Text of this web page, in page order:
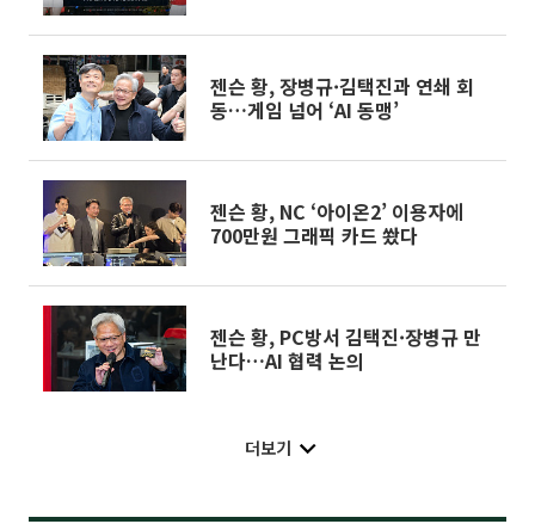
젠슨 황, 장병규·김택진과 연쇄 회
동…게임 넘어 ‘AI 동맹’
젠슨 황, NC ‘아이온2’ 이용자에
700만원 그래픽 카드 쐈다
젠슨 황, PC방서 김택진·장병규 만
난다…AI 협력 논의
더보기